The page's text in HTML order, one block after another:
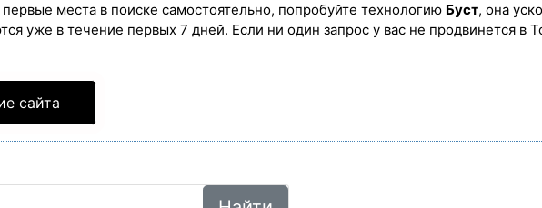
места в поиске самостоятельно, попробуйте технологию Буст, она
уже в течение первых 7 дней. Если ни один запрос у вас не продвинется в
сайта